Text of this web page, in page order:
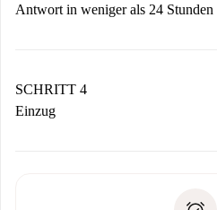
Vermieter zustimmt.
Antwort in weniger als 24 Stunden
stellen den Kontakt her.
Wenn der Vermieter
SCHRITT 4
Einzug